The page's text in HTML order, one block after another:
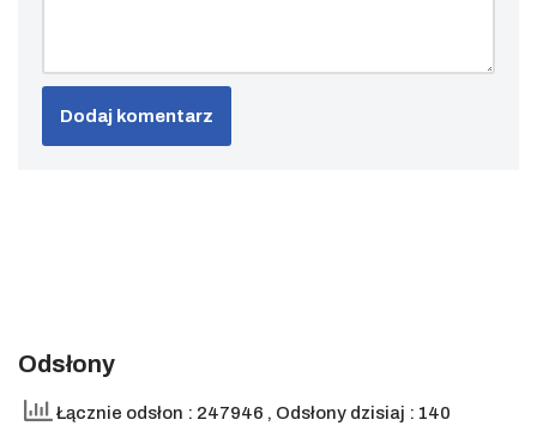
Odsłony
Łącznie odsłon : 247946 , Odsłony dzisiaj : 140